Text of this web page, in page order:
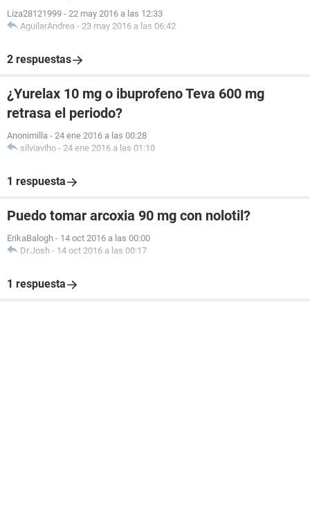
Liza28121999 - 22 may 2016 a las 12:33
AguilarAndrea - 23 may 2016 a las 06:42
2 respuestas
¿Yurelax 10 mg o ibuprofeno Teva 600 mg
retrasa el periodo?
Anonimilla - 24 ene 2016 a las 00:28
silviaviho - 24 ene 2016 a las 01:10
1 respuesta
Puedo tomar arcoxia 90 mg con nolotil?
ErikaBalogh - 14 oct 2016 a las 00:00
Dr.Josh - 14 oct 2016 a las 00:17
1 respuesta